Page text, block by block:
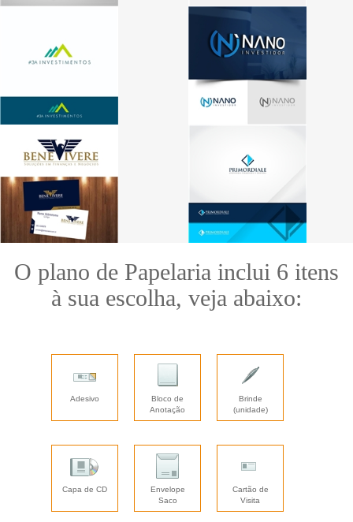
O plano de Papelaria inclui 6 itens
à sua escolha, veja abaixo:
Adesivo
Bloco de
Anotação
Brinde
(unidade)
Capa de CD
Envelope
Saco
Cartão de
Visita